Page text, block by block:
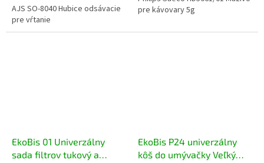
AJS SO-8040 Hubice odsávacie
pre vŕtanie
hviezdičiek.
pre kávovary 5g
EkoBis 01 Univerzálny
sada filtrov tukový a
EkoBis P24 univerzálny
kôš do umývačky Veľký